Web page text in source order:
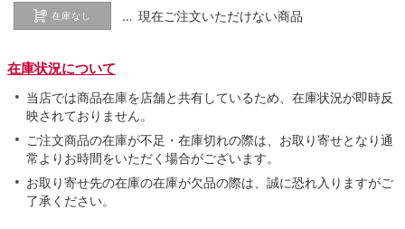
在庫なし … 現在ご注文いただけない商品
在庫状況について
当店では商品在庫を店舗と共有しているため、在庫状況が即時反
映されておりません。
ご注文商品の在庫が不足・在庫切れの際は、お取り寄せとなり通
常よりお時間をいただく場合がございます。
お取り寄せ先の在庫の在庫が欠品の際は、誠に恐れ入りますがご
了承ください。